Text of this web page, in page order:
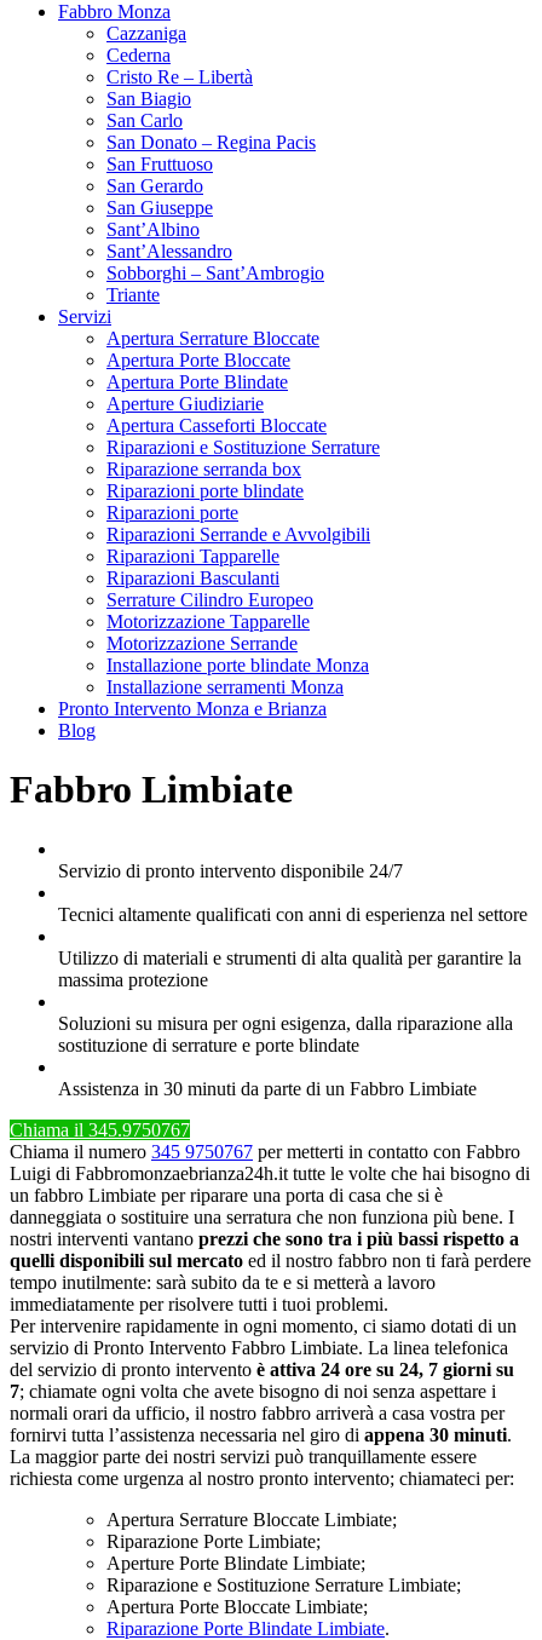
Fabbro Monza
Cazzaniga
Cederna
Cristo Re – Libertà
San Biagio
San Carlo
San Donato – Regina Pacis
San Fruttuoso
San Gerardo
San Giuseppe
Sant’Albino
Sant’Alessandro
Sobborghi – Sant’Ambrogio
Triante
Servizi
Apertura Serrature Bloccate
Apertura Porte Bloccate
Apertura Porte Blindate
Aperture Giudiziarie
Apertura Casseforti Bloccate
Riparazioni e Sostituzione Serrature
Riparazione serranda box
Riparazioni porte blindate
Riparazioni porte
Riparazioni Serrande e Avvolgibili
Riparazioni Tapparelle
Riparazioni Basculanti
Serrature Cilindro Europeo
Motorizzazione Tapparelle
Motorizzazione Serrande
Installazione porte blindate Monza
Installazione serramenti Monza
Pronto Intervento Monza e Brianza
Blog
Fabbro Limbiate
Servizio di pronto intervento disponibile 24/7
Tecnici altamente qualificati con anni di esperienza nel settore
Utilizzo di materiali e strumenti di alta qualità per garantire la
massima protezione
Soluzioni su misura per ogni esigenza, dalla riparazione alla
sostituzione di serrature e porte blindate
Assistenza in 30 minuti da parte di un Fabbro Limbiate
Chiama il 345.9750767
Chiama il numero 345 9750767 per metterti in contatto con Fabbro
Luigi di Fabbromonzaebrianza24h.it tutte le volte che hai bisogno di
un fabbro Limbiate per riparare una porta di casa che si è
danneggiata o sostituire una serratura che non funziona più bene. I
nostri interventi vantano prezzi che sono tra i più bassi rispetto a
quelli disponibili sul mercato ed il nostro fabbro non ti farà perdere
tempo inutilmente: sarà subito da te e si metterà a lavoro
immediatamente per risolvere tutti i tuoi problemi.
Per intervenire rapidamente in ogni momento, ci siamo dotati di un
servizio di Pronto Intervento Fabbro Limbiate. La linea telefonica
del servizio di pronto intervento è attiva 24 ore su 24, 7 giorni su
7; chiamate ogni volta che avete bisogno di noi senza aspettare i
normali orari da ufficio, il nostro fabbro arriverà a casa vostra per
fornirvi tutta l’assistenza necessaria nel giro di appena 30 minuti.
La maggior parte dei nostri servizi può tranquillamente essere
richiesta come urgenza al nostro pronto intervento; chiamateci per:
Apertura Serrature Bloccate Limbiate;
Riparazione Porte Limbiate;
Aperture Porte Blindate Limbiate;
Riparazione e Sostituzione Serrature Limbiate;
Apertura Porte Bloccate Limbiate;
Riparazione Porte Blindate Limbiate.